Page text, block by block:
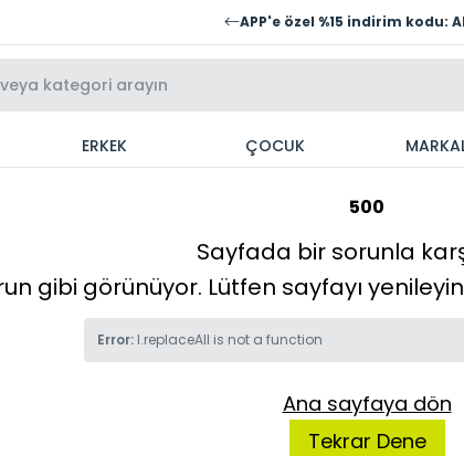
APP'e özel %15 indirim kodu:
ERKEK ÇOCUK
500
Sayfada bir sorunla
gibi görünüyor. Lütfen sayfayı
Error: l.replaceAll is not a function
Ana sayfaya dön
Tekrar Dene